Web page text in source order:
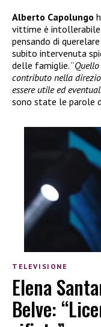
Alberto Capolungo
vittime è intollerabile
pensando di
subito intervenuta
delle famiglie. “
contributo nella
essere utile ed
sono state le parole
TELEVISIONE
Elena
Belve: